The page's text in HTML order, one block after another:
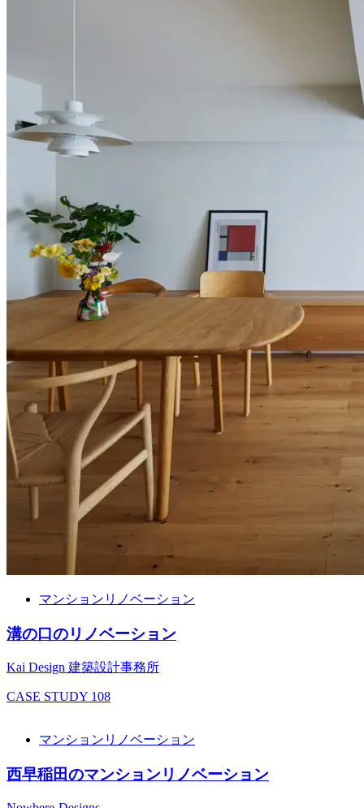
マンションリノベーション
溝の口のリノベーション
Kai Design 建築設計事務所
CASE STUDY 108
マンションリノベーション
西早稲田のマンションリノベーション